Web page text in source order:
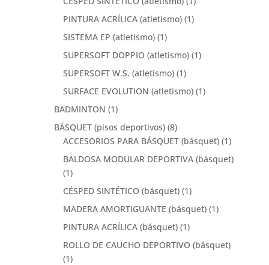
PINTURA ACRÍLICA (atletismo) (1)
SISTEMA EP (atletismo) (1)
SUPERSOFT DOPPIO (atletismo) (1)
SUPERSOFT W.S. (atletismo) (1)
SURFACE EVOLUTION (atletismo) (1)
BADMINTON (1)
BÁSQUET (pisos deportivos) (8)
ACCESORIOS PARA BÁSQUET (básquet) (1)
BALDOSA MODULAR DEPORTIVA (básquet)
(1)
CÉSPED SINTÉTICO (básquet) (1)
MADERA AMORTIGUANTE (básquet) (1)
PINTURA ACRÍLICA (básquet) (1)
ROLLO DE CAUCHO DEPORTIVO (básquet)
(1)